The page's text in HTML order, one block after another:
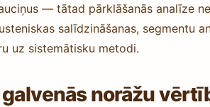
— tātad pārklāšanās analīze
salīdzināšanas, segmentu
uz sistemātisku metodi.
norāžu